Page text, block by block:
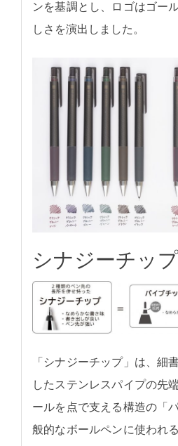
ンを基調とし、ロゴはゴー
しさを演出しました。
シナジーチッ
「シナジーチップ」は、細
したステンレスパイプの先
ールを点で支える構造の「
般的なボールペンに使われ